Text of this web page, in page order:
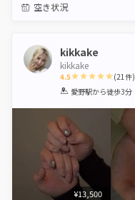
空き状況
kikkake
kikkake
4.5
1 2 3 4 5
(21件)
愛野駅から徒歩3分
¥13,500